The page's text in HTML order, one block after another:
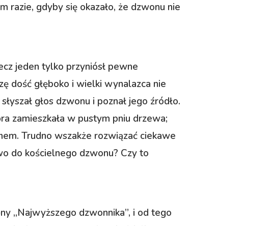
razie, gdyby się okazało, że dzwonu nie
jeden tylko przyniósł pewne
dość głęboko i wielki wynalazca nie
głos dzwonu i poznał jego źródło.
zamieszkała w pustym pniu drzewa;
Trudno wszakże rozwiązać ciekawe
do kościelnego dzwonu? Czy to
„Najwyższego dzwonnika”, i od tego